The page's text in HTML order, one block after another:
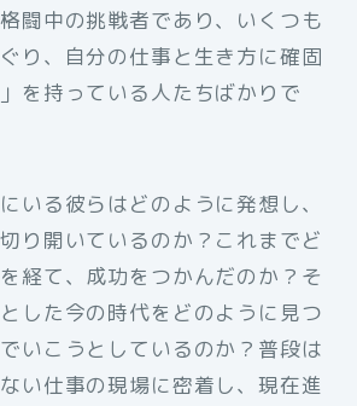
闘中の挑戦者であり、いくつも
り、自分の仕事と生き方に確固
を持っている人たちばかりで
いる彼らはどのように発想し、
り開いているのか？これまでど
経て、成功をつかんだのか？そ
した今の時代をどのように見つ
いこうとしているのか？普段は
い仕事の現場に密着し、現在進